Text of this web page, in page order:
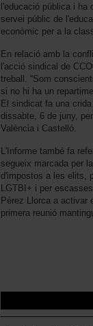
l'educació pública i
servei públic de
econòmic per a la
En relació amb la
l'acció sindical de
treball. “Som
si no hi ha un
El sindicat fa una
dissabte, 6 de juny,
València i Castelló.
L'Informe també fa
segueix marcada per
d'impostos a les elits,
LGTBI+ i per
Pérez Llorca a activar
primera reunió